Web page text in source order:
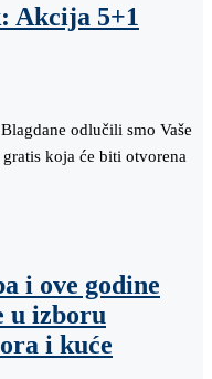
Akcija 5+1
odlučili smo Vaše
koja će biti otvorena
i ove godine
u izboru
i kuće